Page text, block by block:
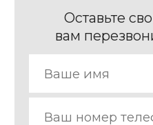
Оставьте
вам